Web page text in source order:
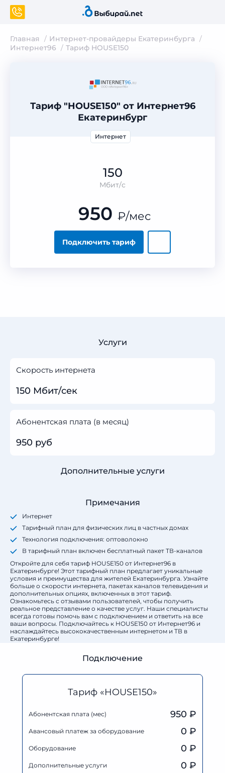
Главная
Интернет-провайдеры Екатеринбурга
Интернет96
Тариф HOUSE150
Тариф "HOUSE150" от Интернет96
Екатеринбург
Интернет
150
Мбит/с
Подключить тариф
950 ₽/мес
Услуги
Скорость интернета
150 Мбит/сек
Абонентская плата (в месяц)
950 руб
Дополнительные услуги
Примечания
Интернет
Тарифный план для физических лиц в частных домах
Технология подключения: оптоволокно
В тарифный план включен бесплатный пакет ТВ-каналов
Откройте для себя тариф HOUSE150 от Интернет96 в
Екатеринбурге! Этот тарифный план предлагает уникальные
условия и преимущества для жителей Екатеринбурга. Узнайте
больше о скорости интернета, пакетах каналов телевидения и
дополнительных опциях, включенных в этот тариф.
Ознакомьтесь с отзывами пользователей, чтобы получить
реальное представление о качестве услуг. Наши специалисты
всегда готовы помочь вам с подключением и ответить на все
ваши вопросы. Подключайтесь к HOUSE150 от Интернет96 и
наслаждайтесь высококачественным интернетом и ТВ в
Екатеринбурге!
Подключение
Тариф «HOUSE150»
Абонентская плата (мес) 950 ₽
Авансовый платеж за оборудование 0 ₽
Оборудование 0 ₽
Дополнительные услуги 0 ₽